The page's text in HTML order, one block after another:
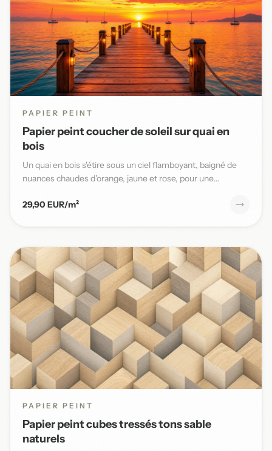
PAPIER PEINT
Papier peint coucher de soleil sur quai en
bois
Un quai en bois s'étire sous un ciel flamboyant, baigné de
nuances chaudes d'orange, jaune et rose, pour une
29,90 EUR/m²
PAPIER PEINT
Papier peint cubes tressés tons sable
naturels